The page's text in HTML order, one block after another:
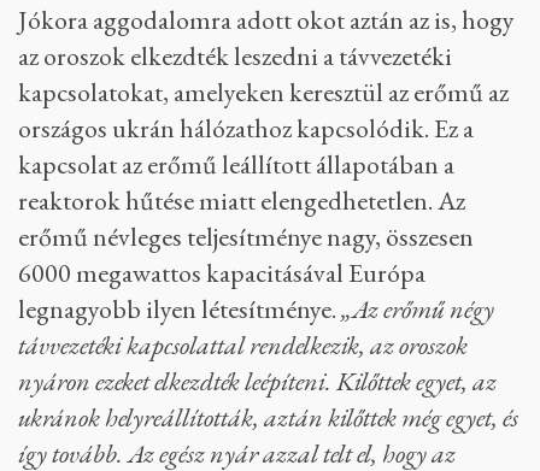
Jókora aggodalomra adott okot aztán az is, hogy
az oroszok elkezdték leszedni a távvezetéki
kapcsolatokat, amelyeken keresztül az erőmű az
országos ukrán hálózathoz kapcsolódik. Ez a
kapcsolat az erőmű leállított állapotában a
reaktorok hűtése miatt elengedhetetlen. Az
erőmű névleges teljesítménye nagy, összesen
6000 megawattos kapacitásával Európa
legnagyobb ilyen létesítménye.„Az erőmű négy
távvezetéki kapcsolattal rendelkezik, az oroszok
nyáron ezeket elkezdték leépíteni. Kilőttek egyet, az
ukránok helyreállították, aztán kilőttek még egyet, és
így tovább. Az egész nyár azzal telt el, hogy az